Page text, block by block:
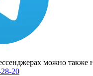
можно также
20